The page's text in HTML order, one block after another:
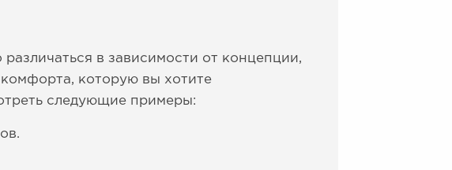
в зависимости от концепции,
которую вы хотите
следующие примеры: